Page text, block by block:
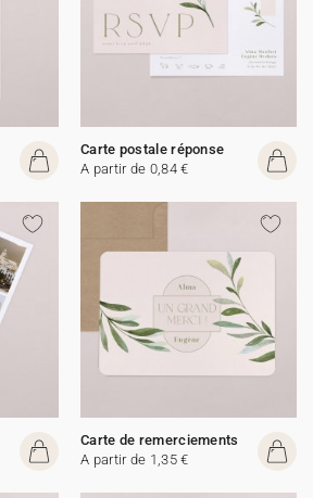
Carte postale réponse
A partir de 0,84 €
Carte de remerciements
A partir de 1,35 €